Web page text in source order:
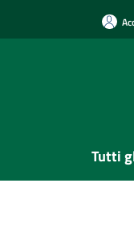
Tutti